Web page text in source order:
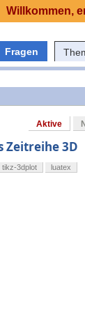
Fragen
Aktive
Zeitreihe 3D
tikz-3dplot luatex
Willkommen,